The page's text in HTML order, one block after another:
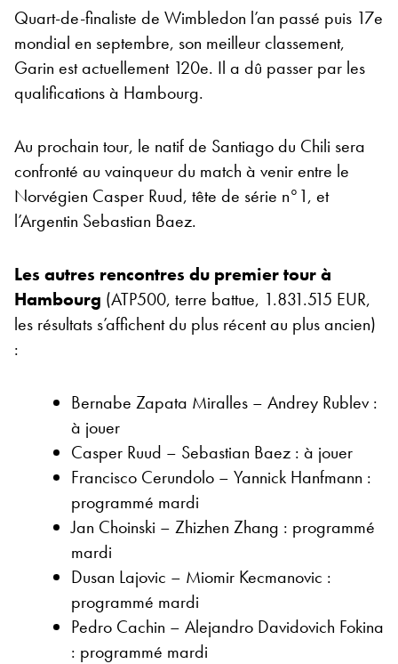
Quart-de-finaliste de Wimbledon l’an passé puis 17e
mondial en septembre, son meilleur classement,
Garin est actuellement 120e. Il a dû passer par les
qualifications à Hambourg.
Au prochain tour, le natif de Santiago du Chili sera
confronté au vainqueur du match à venir entre le
Norvégien Casper Ruud, tête de série n°1, et
l’Argentin Sebastian Baez.
Les autres rencontres du premier tour à
Hambourg (ATP500, terre battue, 1.831.515 EUR,
les résultats s’affichent du plus récent au plus ancien)
:
Bernabe Zapata Miralles – Andrey Rublev :
à jouer
Casper Ruud – Sebastian Baez : à jouer
Francisco Cerundolo – Yannick Hanfmann :
programmé mardi
Jan Choinski – Zhizhen Zhang : programmé
mardi
Dusan Lajovic – Miomir Kecmanovic :
programmé mardi
Pedro Cachin – Alejandro Davidovich Fokina
: programmé mardi